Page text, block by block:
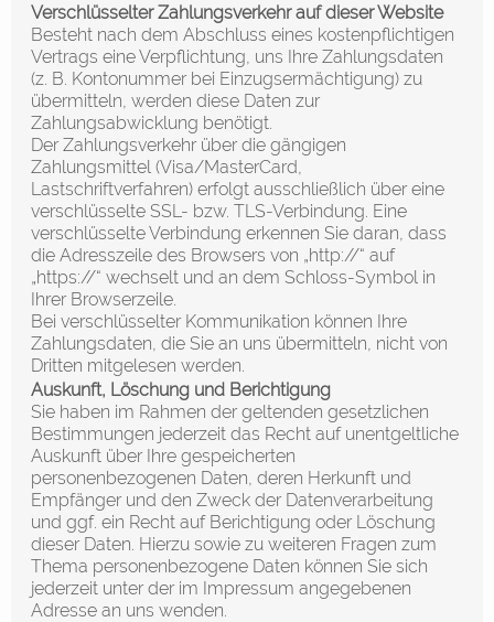
Verschlüsselter Zahlungsverkehr auf dieser Website
Besteht nach dem Abschluss eines kostenpflichtigen
Vertrags eine Verpflichtung, uns Ihre Zahlungsdaten
(z. B. Kontonummer bei Einzugsermächtigung) zu
übermitteln, werden diese Daten zur
Zahlungsabwicklung benötigt.
Der Zahlungsverkehr über die gängigen
Zahlungsmittel (Visa/MasterCard,
Lastschriftverfahren) erfolgt ausschließlich über eine
verschlüsselte SSL- bzw. TLS-Verbindung. Eine
verschlüsselte Verbindung erkennen Sie daran, dass
die Adresszeile des Browsers von „http://“ auf
„https://“ wechselt und an dem Schloss-Symbol in
Ihrer Browserzeile.
Bei verschlüsselter Kommunikation können Ihre
Zahlungsdaten, die Sie an uns übermitteln, nicht von
Dritten mitgelesen werden.
Auskunft, Löschung und Berichtigung
Sie haben im Rahmen der geltenden gesetzlichen
Bestimmungen jederzeit das Recht auf unentgeltliche
Auskunft über Ihre gespeicherten
personenbezogenen Daten, deren Herkunft und
Empfänger und den Zweck der Datenverarbeitung
und ggf. ein Recht auf Berichtigung oder Löschung
dieser Daten. Hierzu sowie zu weiteren Fragen zum
Thema personenbezogene Daten können Sie sich
jederzeit unter der im Impressum angegebenen
Adresse an uns wenden.